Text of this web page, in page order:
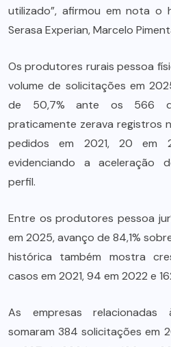
utilizado”, afirmou em nota o
Serasa Experian, Marcelo
Os produtores rurais pessoa
volume de solicitações em
de 50,7% ante os 566
praticamente zerava registros
pedidos em 2021, 20 em
evidenciando a aceleração
perfil.
Entre os produtores pessoa
em 2025, avanço de 84,1%
histórica também mostra
casos em 2021, 94 em 2022 e
As empresas relacionadas
somaram 384 solicitações em